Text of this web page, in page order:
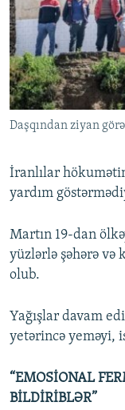
VIDEO
FOTOQALEREYA
İNFOQRAFIKA
KARIKATURA
RADIO ARXIV
OXU ZALI
AZƏRBAYCAN
İSLAM VƏ
İZ - MƏDƏNIYYƏT
HAQQIMIZDA
MISSIYAMIZ
PEŞƏ ETIKASI VƏ
BIZIMLƏ ƏLAQƏ
BIZI IZLƏ
Daşqından ziyan
İranlılar
yardım
Martın 19-dan
yüzlərlə şəhərə və
olub.
Yağışlar davam
yetərincə yeməyi,
“EMOSİONAL
BİLDİRİBLƏR”